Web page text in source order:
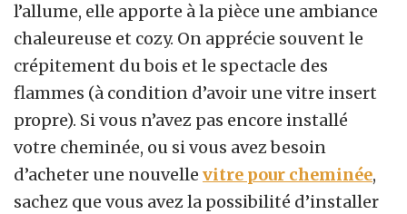
l’allume, elle apporte à la pièce une ambiance
chaleureuse et cozy. On apprécie souvent le
crépitement du bois et le spectacle des
flammes (à condition d’avoir une vitre insert
propre). Si vous n’avez pas encore installé
votre cheminée, ou si vous avez besoin
d’acheter une nouvelle vitre pour cheminée,
sachez que vous avez la possibilité d’installer